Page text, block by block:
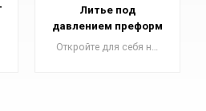
Пресс-форма для
литья преформ для
домашних животных
Формы для ПЭТ-преформ являются важнейшими элементами в производстве ПЭТ-преформ, которые являются основополагающими компонентами для производства пластиковых бутылок высшего качества.